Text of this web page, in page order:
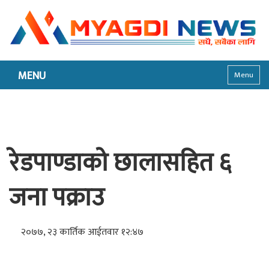
MENU Menu
रेडपाण्डाको छालासहित ६
जना पक्राउ
२०७७, २३ कार्तिक आईतवार १२:४७